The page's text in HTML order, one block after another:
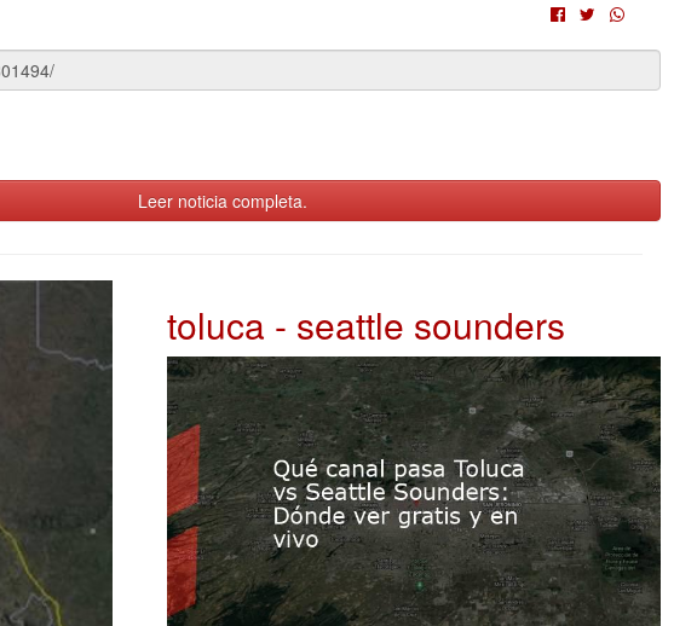
Leer noticia completa.
toluca - seattle sounders